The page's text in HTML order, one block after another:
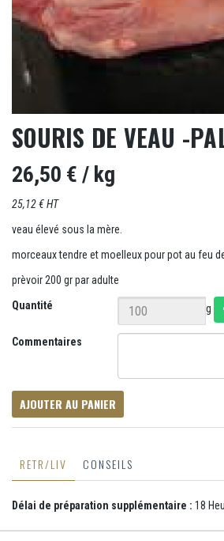
SOURIS DE VEAU -
26,50 € / kg
25,12 € HT
veau élevé sous la mère.
morceaux tendre et moelleux pour pot au feu
prèvoir 200 gr par adulte
Quantité
g
Commentaires
AJOUTER AU PANIER
RETR/LIV CONSEILS
Délai de préparation supplémentaire : 18